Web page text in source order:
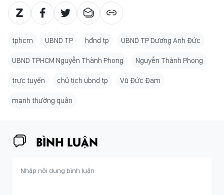
tphcm UBND TP hđnd tp UBND TP Dương Anh Đức
UBND TPHCM Nguyễn Thành Phong Nguyễn Thành Phong
trực tuyến chủ tịch ubnd tp Vũ Đức Đam
mạnh thường quân
BÌNH LUẬN